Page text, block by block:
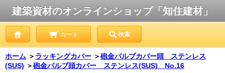
建築資材のオンラインショップ「知住建材」
カート 検索
ホーム ＞ ラッキングカバー ＞砲金バルブカバー頭 ステンレス
(SUS) ＞砲金バルブ頭カバー ステンレス(SUS) No.16